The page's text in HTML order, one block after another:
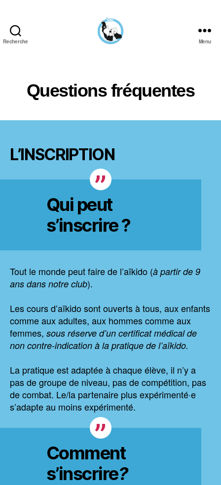
Recherche Menu
Questions fréquentes
L’INSCRIPTION
Qui peut
s’inscrire ?
Tout le monde peut faire de l’aïkido (à partir de 9
ans dans notre club).
Les cours d’aïkido sont ouverts à tous, aux enfants
comme aux adultes, aux hommes comme aux
femmes, sous réserve d’un certificat médical de
non contre-indication à la pratique de l’aïkido.
La pratique est adaptée à chaque élève, il n’y a
pas de groupe de niveau, pas de compétition, pas
de combat. Le/la partenaire plus expérimenté·e
s’adapte au moins expérimenté.
Comment
s’inscrire?